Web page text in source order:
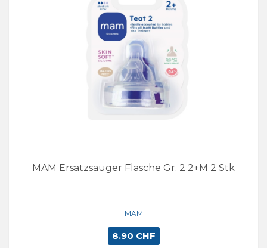
MAM Ersatzsauger Flasche Gr. 2 2+M 2 Stk
MAM
8.90 CHF